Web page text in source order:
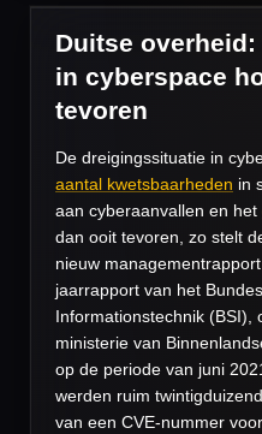
Duitse
in cyberspace
tevoren
De dreigingssituatie in
aantal kwetsbaarheden in
aan cyberaanvallen en het
dan ooit tevoren, zo stelt
nieuw
jaarrapport van het
Informationstechnik (BSI),
ministerie van
op de periode van juni
werden ruim
van een CVE-nummer